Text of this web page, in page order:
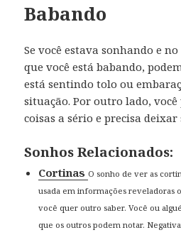
Babando
Se você estava sonhando e
que você está babando,
está sentindo tolo ou
situação. Por outro lado, você
coisas a sério e precisa deixar
Sonhos Relacionados:
Cortinas O sonho de ver as
usada em informações reveladoras
você quer outro saber. Você ou
que os outros podem notar.